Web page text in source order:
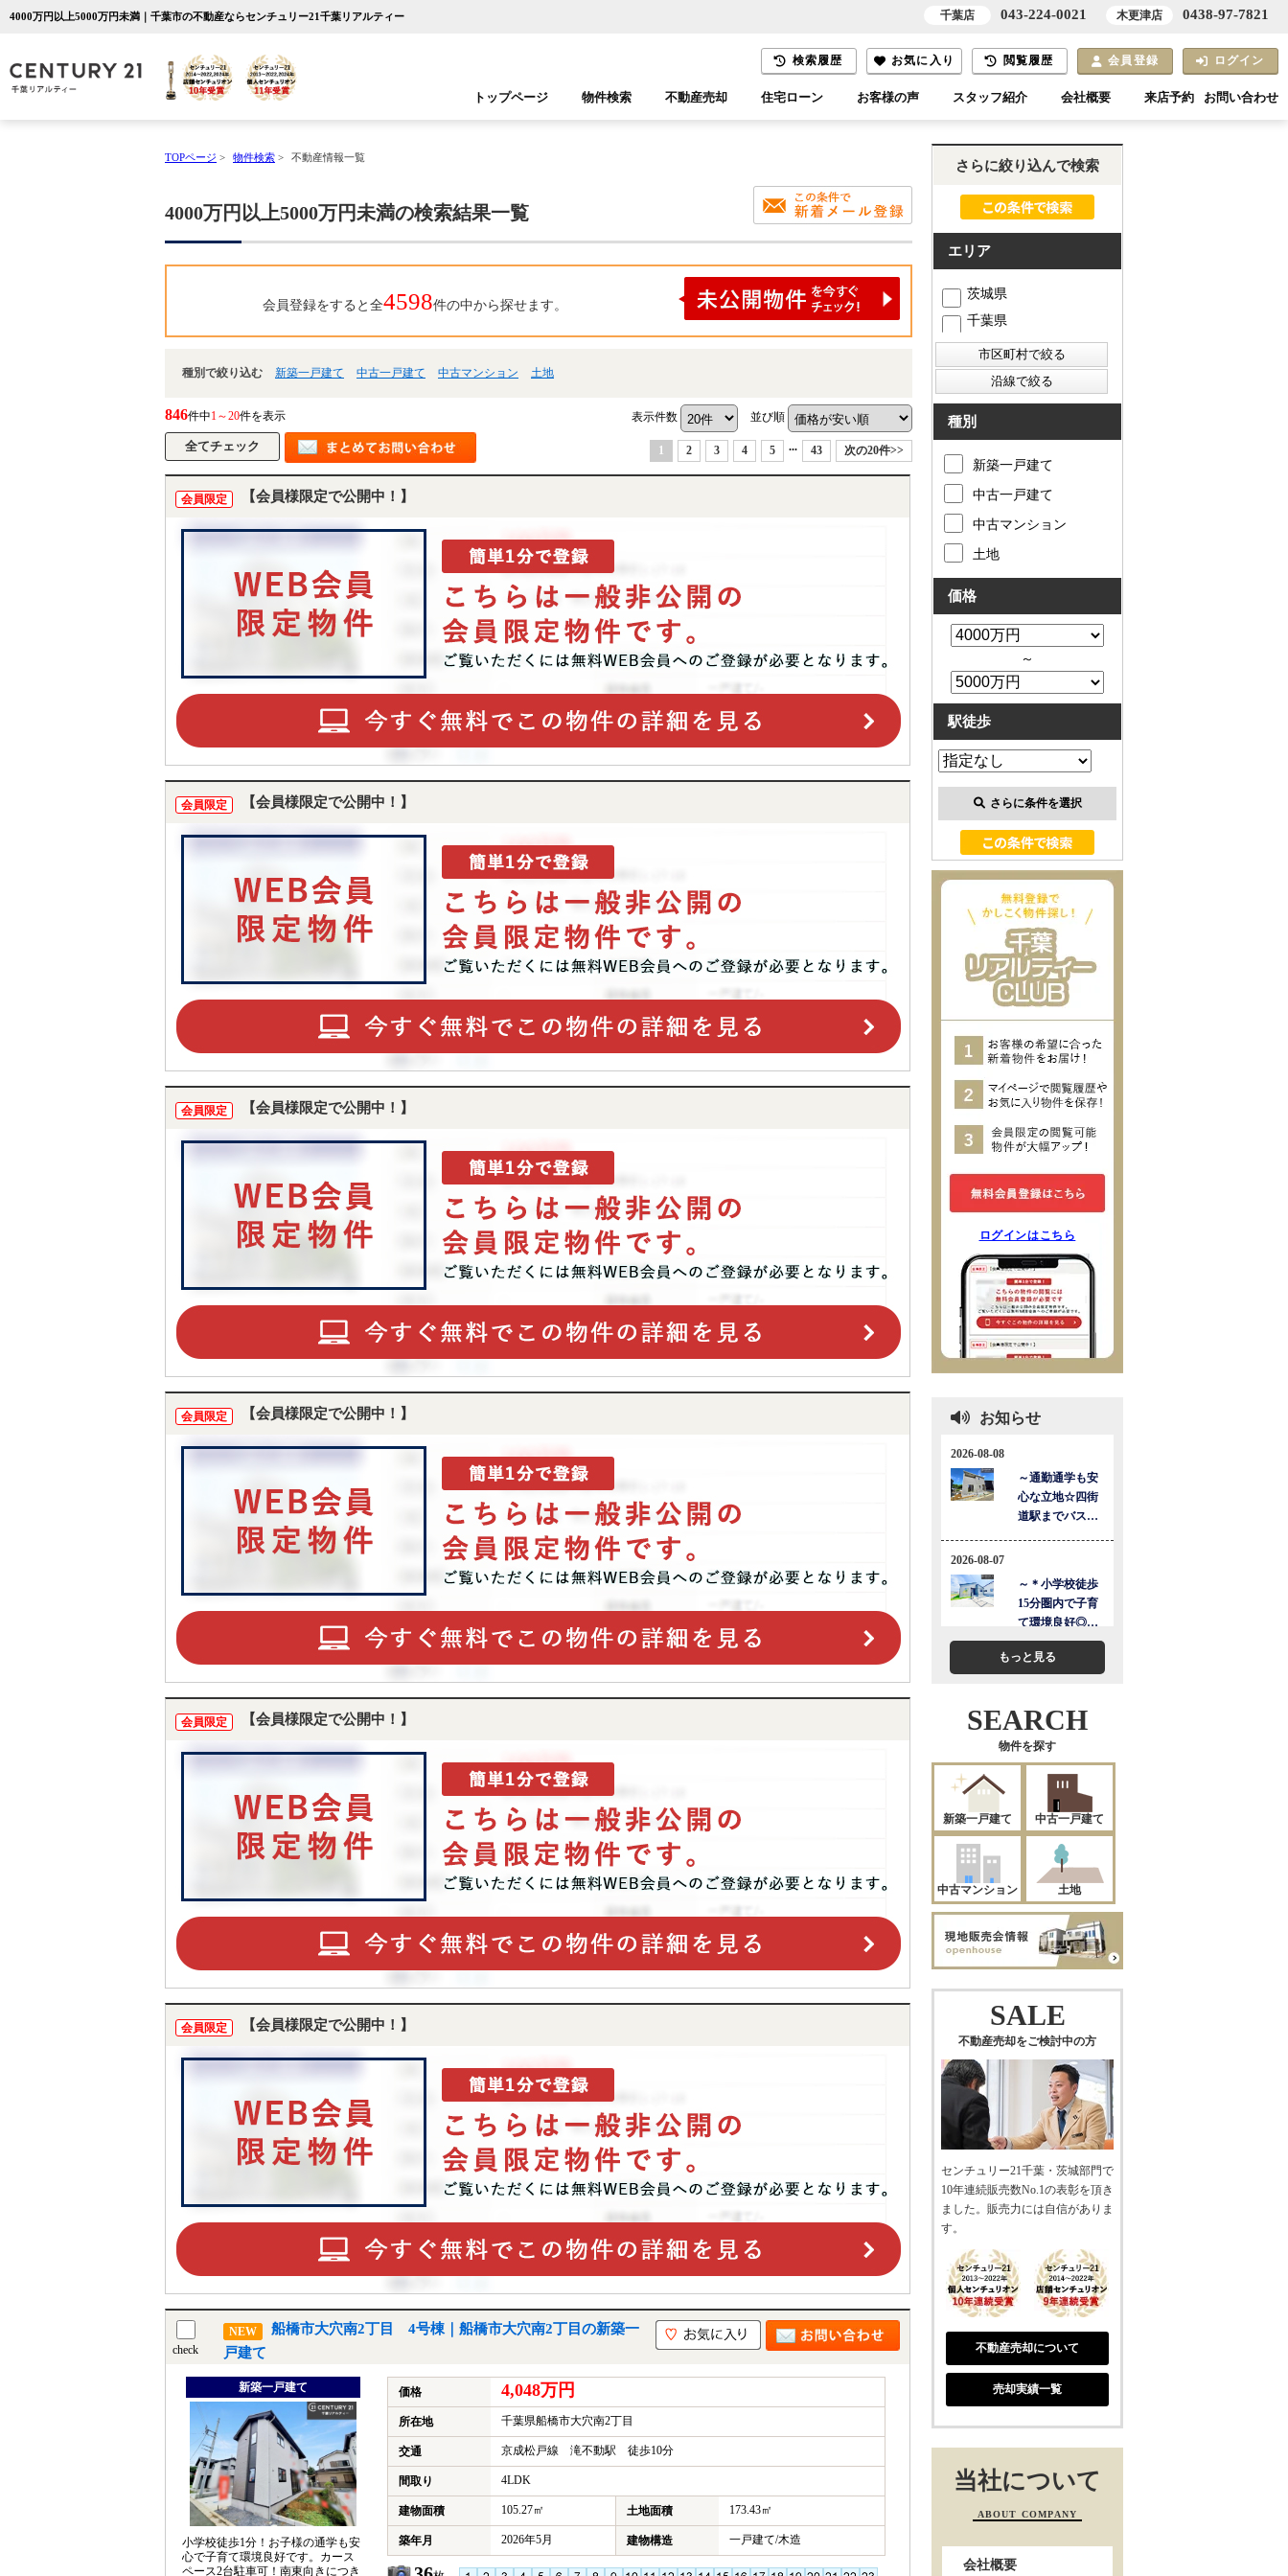
4000万円以上5000万円未満｜千葉市の不動産ならセンチュリー21千葉リアルティー
検索履歴 お気に入り 閲覧履歴 会員登録 ログイン
トップページ 物件検索 不動産売却 住宅ローン お客様の声 スタッフ紹介 会社概要 来店予約 お問い合わせ
TOPページ > 物件検索 > 不動産情報一覧
4000万円以上5000万円未満の検索結果一覧
会員登録をすると全4598件の中から探せます。
種別で絞り込む 新築一戸建て 中古一戸建て 中古マンション 土地
846件中1～20件を表示 表示件数 並び順
1 2 3 4 5 ... 43 次の20件>>
会員限定 【会員様限定で公開中！】
会員限定 【会員様限定で公開中！】
会員限定 【会員様限定で公開中！】
会員限定 【会員様限定で公開中！】
会員限定 【会員様限定で公開中！】
会員限定 【会員様限定で公開中！】
check
NEW
船橋市大穴南2丁目 4号棟｜船橋市大穴南2丁目の新築一
戸建て
新築一戸建て
小学校徒歩1分！お子様の通学も安
心で子育て環境良好です。カース
ペース2台駐車可！南東向きにつき
価格 4,048万円
所在地 千葉県船橋市大穴南2丁目
交通 京成松戸線 滝不動駅 徒歩10分
間取り 4LDK
建物面積 105.27㎡ 土地面積 173.43㎡
築年月 2026年5月 建物構造 一戸建て/木造
さらに絞り込んで検索
エリア
茨城県
千葉県
種別
新築一戸建て
中古一戸建て
中古マンション
土地
価格
～
駅徒歩
さらに条件を選択
ログインはこちら
お知らせ
もっと見る
SEARCH
物件を探す
新築一戸建て 中古一戸建て
中古マンション 土地
SALE
不動産売却をご検討中の方
センチュリー21千葉・茨城部門で
10年連続販売数No.1の表彰を頂き
ました。販売力には自信がありま
す。
不動産売却について
売却実績一覧
当社について
ABOUT COMPANY
会社概要
千葉店 043-224-0021 木更津店 0438-97-7821